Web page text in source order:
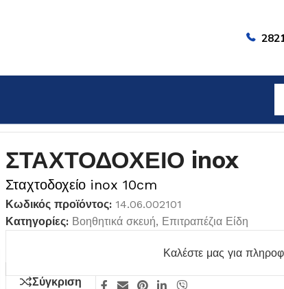
ΣΤΑΧΤΟΔΟΧΕΙΟ inox
Σταχτοδοχείο inox 10cm
Κωδικός προϊόντος: 14.06.002101
Κατηγορίες: Βοηθητικά σκευή, Επιτραπέζια Είδη
Καλέστε μας για
Σύγκριση